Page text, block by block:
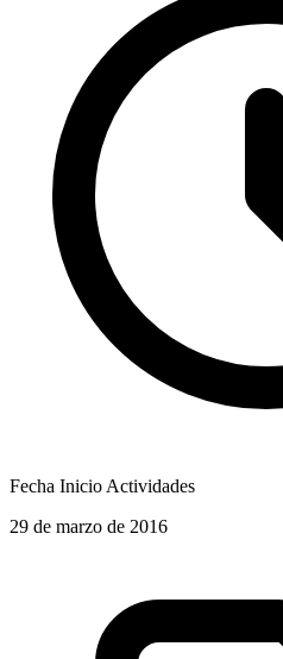
Fecha Inicio Actividades
29 de marzo de 2016